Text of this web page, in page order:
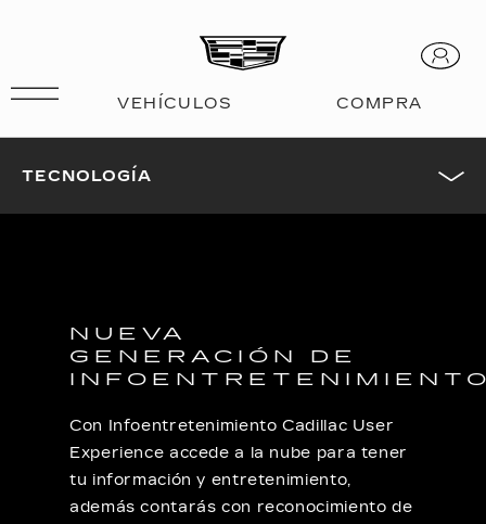
TECNOLOGÍA
NUEVA
GENERACIÓN DE
Con Infoentretenimiento Cadillac User
Experience accede a la nube para tener
tu información y entretenimiento,
además contarás con reconocimiento de